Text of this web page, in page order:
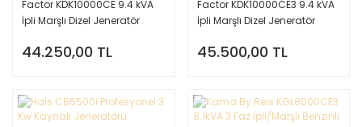
Factor KDK10000CE 9.4 kVA
İpli Marşlı Dizel Jeneratör
44.250,00 TL
Factor KDK10000CE3 9.4 kVA
İpli Marşlı Dizel Jeneratör
45.500,00 TL